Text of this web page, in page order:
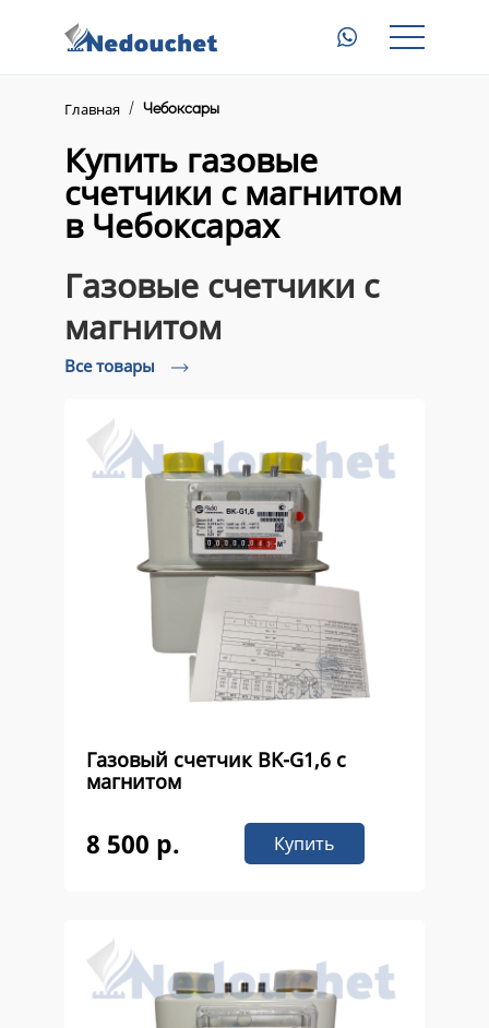
Главная
Электросчетчики с пультом
Приборы для электросчетчиков
Доставка
Контакты
8 (945) 345 23 46
Главная Чебоксары
Купить газовые
счетчики с магнитом
в Чебоксарах
Газовые счетчики с
магнитом
Все товары
Газовый счетчик ВK-G1,6 с
магнитом
8 500 р. Купить